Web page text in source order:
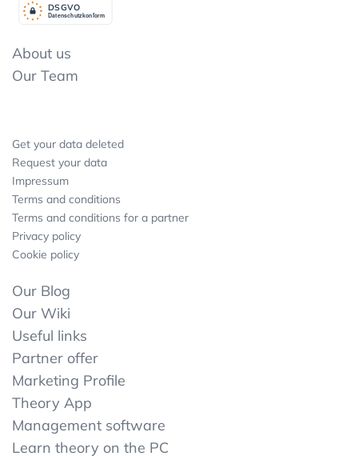
Datenschutzkonform
DSGVO
About us
Our Team
Get your data deleted
Request your data
Impressum
Terms and conditions
Terms and conditions for a partner
Privacy policy
Cookie policy
Our Blog
Our Wiki
Useful links
Partner offer
Marketing Profile
Theory App
Management software
Learn theory on the PC